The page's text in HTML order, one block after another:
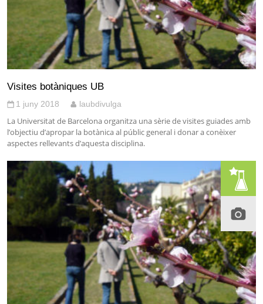
Visites botàniques UB
1 juny 2018 laubdivulga
La Universitat de Barcelona organitza una sèrie de visites guiades amb
l’objectiu d’apropar la botànica al públic general i donar a conèixer
aspectes rellevants d’aquesta disciplina.